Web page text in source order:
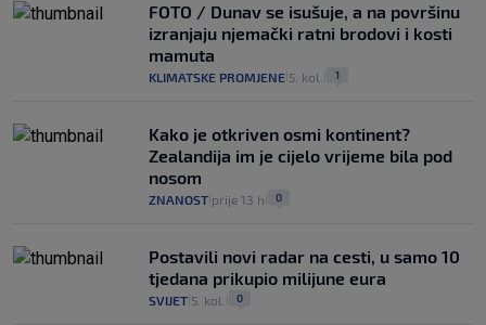
FOTO / Dunav se isušuje, a na površinu
izranjaju njemački ratni brodovi i kosti
mamuta
KLIMATSKE PROMJENE 5. kol. 1
Kako je otkriven osmi kontinent?
Zealandija im je cijelo vrijeme bila pod
nosom
ZNANOST prije 13 h 0
Postavili novi radar na cesti, u samo 10
tjedana prikupio milijune eura
SVIJET 5. kol. 0